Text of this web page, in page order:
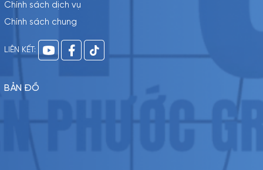
Chính sách dịch vụ
Chính sách chung
LIÊN KẾT:
BẢN ĐỒ